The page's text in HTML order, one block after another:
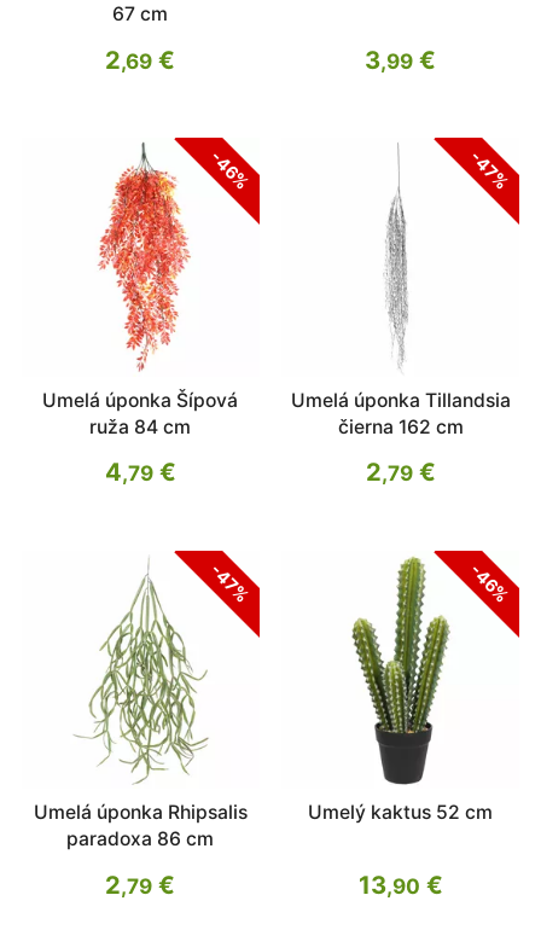
67 cm
2,69 € 3,99 €
-46%
Umelá úponka Šípová
ruža 84 cm
4,79€
-47%
Umelá úponka Tillandsia
čierna 162 cm
2,79€
-47%
Umelá úponka Rhipsalis
paradoxa 86 cm
2,79 €
-46%
Umelý kaktus 52 cm
13,90 €